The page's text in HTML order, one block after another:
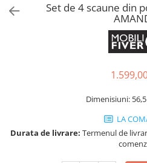
Mese
Suport Umbrele
Set de 4 scaune din
Dimenisiuni:
LA
Durata de livrare: Termenul de